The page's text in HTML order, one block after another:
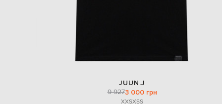
JUUN.J
9 9273 000 грн
XXSXSS